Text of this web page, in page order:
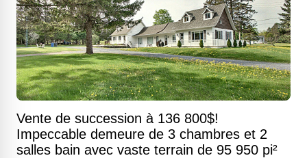
Vente de succession à 136 800$!
Impeccable demeure de 3 chambres et 2
salles bain avec vaste terrain de 95 950 pi²